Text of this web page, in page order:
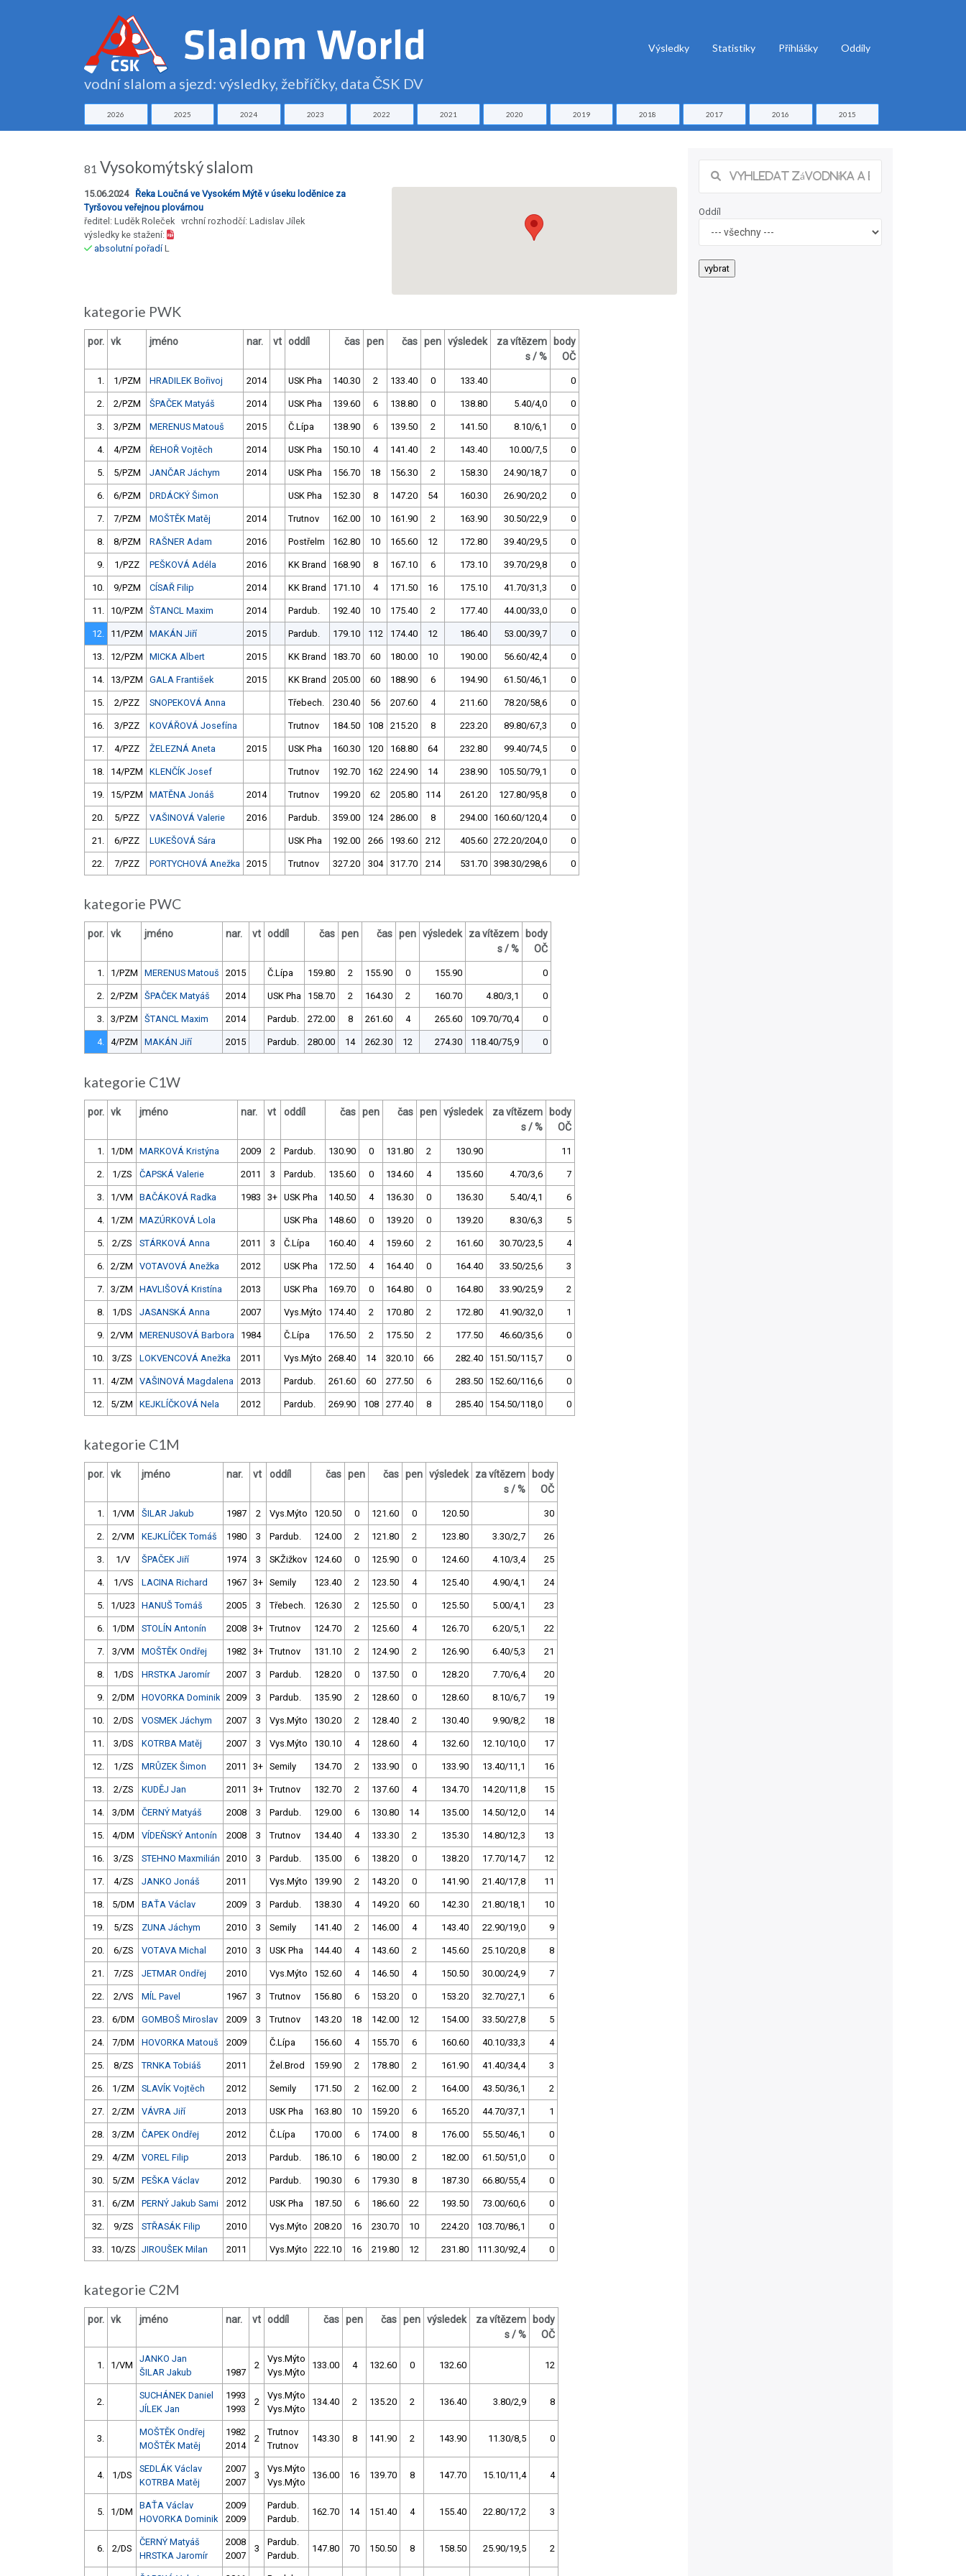
vodní slalom a sjezd: výsledky, žebříčky, data ČSK DV
Výsledky Statistiky Přihlášky Oddíly
2026 2025 2024 2023 2022 2021 2020 2019 2018 2017 2016 2015
81 Vysokomýtský slalom
15.06.2024 Řeka Loučná ve Vysokém Mýtě v úseku loděnice za
Tyršovou veřejnou plovárnou
ředitel: Luděk Roleček vrchní rozhodčí: Ladislav Jílek
výsledky ke stažení:
absolutní pořadíL
kategorie PWK
por. vk jméno nar. vt oddíl čas pen čas pen výsledek
za vítězem
s / %
body
OČ
1. 1/PZM HRADILEK Bořivoj 2014 USK Pha 140.30 2 133.40 0 133.40 0
2. 2/PZM ŠPAČEK Matyáš 2014 USK Pha 139.60 6 138.80 0 138.80 5.40/4,0 0
3. 3/PZM MERENUS Matouš 2015 Č.Lípa 138.90 6 139.50 2 141.50 8.10/6,1 0
4. 4/PZM ŘEHOŘ Vojtěch 2014 USK Pha 150.10 4 141.40 2 143.40 10.00/7,5 0
5. 5/PZM JANČAR Jáchym 2014 USK Pha 156.70 18 156.30 2 158.30 24.90/18,7 0
6. 6/PZM DRDÁCKÝ Šimon USK Pha 152.30 8 147.20 54 160.30 26.90/20,2 0
7. 7/PZM MOŠTĚK Matěj 2014 Trutnov 162.00 10 161.90 2 163.90 30.50/22,9 0
8. 8/PZM RAŠNER Adam 2016 Postřelm 162.80 10 165.60 12 172.80 39.40/29,5 0
9. 1/PZZ PEŠKOVÁ Adéla 2016 KK Brand 168.90 8 167.10 6 173.10 39.70/29,8 0
10. 9/PZM CÍSAŘ Filip 2014 KK Brand 171.10 4 171.50 16 175.10 41.70/31,3 0
11. 10/PZM ŠTANCL Maxim 2014 Pardub. 192.40 10 175.40 2 177.40 44.00/33,0 0
12. 11/PZM MAKÁN Jiří 2015 Pardub. 179.10 112 174.40 12 186.40 53.00/39,7 0
13. 12/PZM MICKA Albert 2015 KK Brand 183.70 60 180.00 10 190.00 56.60/42,4 0
14. 13/PZM GALA František 2015 KK Brand 205.00 60 188.90 6 194.90 61.50/46,1 0
15. 2/PZZ SNOPEKOVÁ Anna Třebech. 230.40 56 207.60 4 211.60 78.20/58,6 0
16. 3/PZZ KOVÁŘOVÁ Josefína Trutnov 184.50 108 215.20 8 223.20 89.80/67,3 0
17. 4/PZZ ŽELEZNÁ Aneta 2015 USK Pha 160.30 120 168.80 64 232.80 99.40/74,5 0
18. 14/PZM KLENČÍK Josef Trutnov 192.70 162 224.90 14 238.90 105.50/79,1 0
19. 15/PZM MATĚNA Jonáš 2014 Trutnov 199.20 62 205.80 114 261.20 127.80/95,8 0
20. 5/PZZ VAŠINOVÁ Valerie 2016 Pardub. 359.00 124 286.00 8 294.00 160.60/120,4 0
21. 6/PZZ LUKEŠOVÁ Sára USK Pha 192.00 266 193.60 212 405.60 272.20/204,0 0
22. 7/PZZ PORTYCHOVÁ Anežka 2015 Trutnov 327.20 304 317.70 214 531.70 398.30/298,6 0
kategorie PWC
por. vk jméno nar. vt oddíl čas pen čas pen výsledek
za vítězem
s / %
body
OČ
1. 1/PZM MERENUS Matouš 2015 Č.Lípa 159.80 2 155.90 0 155.90 0
2. 2/PZM ŠPAČEK Matyáš 2014 USK Pha 158.70 2 164.30 2 160.70 4.80/3,1 0
3. 3/PZM ŠTANCL Maxim 2014 Pardub. 272.00 8 261.60 4 265.60 109.70/70,4 0
4. 4/PZM MAKÁN Jiří 2015 Pardub. 280.00 14 262.30 12 274.30 118.40/75,9 0
kategorie C1W
por. vk jméno nar. vt oddíl čas pen čas pen výsledek
za vítězem
s / %
body
OČ
1. 1/DM MARKOVÁ Kristýna 2009 2 Pardub. 130.90 0 131.80 2 130.90 11
2. 1/ZS ČAPSKÁ Valerie 2011 3 Pardub. 135.60 0 134.60 4 135.60 4.70/3,6 7
3. 1/VM BAČÁKOVÁ Radka 1983 3+ USK Pha 140.50 4 136.30 0 136.30 5.40/4,1 6
4. 1/ZM MAZÚRKOVÁ Lola USK Pha 148.60 0 139.20 0 139.20 8.30/6,3 5
5. 2/ZS STÁRKOVÁ Anna 2011 3 Č.Lípa 160.40 4 159.60 2 161.60 30.70/23,5 4
6. 2/ZM VOTAVOVÁ Anežka 2012 USK Pha 172.50 4 164.40 0 164.40 33.50/25,6 3
7. 3/ZM HAVLIŠOVÁ Kristína 2013 USK Pha 169.70 0 164.80 0 164.80 33.90/25,9 2
8. 1/DS JASANSKÁ Anna 2007 Vys.Mýto 174.40 2 170.80 2 172.80 41.90/32,0 1
9. 2/VM MERENUSOVÁ Barbora 1984 Č.Lípa 176.50 2 175.50 2 177.50 46.60/35,6 0
10. 3/ZS LOKVENCOVÁ Anežka 2011 Vys.Mýto 268.40 14 320.10 66 282.40 151.50/115,7 0
11. 4/ZM VAŠINOVÁ Magdalena 2013 Pardub. 261.60 60 277.50 6 283.50 152.60/116,6 0
12. 5/ZM KEJKLÍČKOVÁ Nela 2012 Pardub. 269.90 108 277.40 8 285.40 154.50/118,0 0
kategorie C1M
por. vk jméno nar. vt oddíl čas pen čas pen výsledek
za vítězem
s / %
body
OČ
1. 1/VM ŠILAR Jakub 1987 2 Vys.Mýto 120.50 0 121.60 0 120.50 30
2. 2/VM KEJKLÍČEK Tomáš 1980 3 Pardub. 124.00 2 121.80 2 123.80 3.30/2,7 26
3. 1/V ŠPAČEK Jiří 1974 3 SKŽižkov 124.60 0 125.90 0 124.60 4.10/3,4 25
4. 1/VS LACINA Richard 1967 3+ Semily 123.40 2 123.50 4 125.40 4.90/4,1 24
5. 1/U23 HANUŠ Tomáš 2005 3 Třebech. 126.30 2 125.50 0 125.50 5.00/4,1 23
6. 1/DM STOLÍN Antonín 2008 3+ Trutnov 124.70 2 125.60 4 126.70 6.20/5,1 22
7. 3/VM MOŠTĚK Ondřej 1982 3+ Trutnov 131.10 2 124.90 2 126.90 6.40/5,3 21
8. 1/DS HRSTKA Jaromír 2007 3 Pardub. 128.20 0 137.50 0 128.20 7.70/6,4 20
9. 2/DM HOVORKA Dominik 2009 3 Pardub. 135.90 2 128.60 0 128.60 8.10/6,7 19
10. 2/DS VOSMEK Jáchym 2007 3 Vys.Mýto 130.20 2 128.40 2 130.40 9.90/8,2 18
11. 3/DS KOTRBA Matěj 2007 3 Vys.Mýto 130.10 4 128.60 4 132.60 12.10/10,0 17
12. 1/ZS MRŮZEK Šimon 2011 3+ Semily 134.70 2 133.90 0 133.90 13.40/11,1 16
13. 2/ZS KUDĚJ Jan 2011 3+ Trutnov 132.70 2 137.60 4 134.70 14.20/11,8 15
14. 3/DM ČERNÝ Matyáš 2008 3 Pardub. 129.00 6 130.80 14 135.00 14.50/12,0 14
15. 4/DM VÍDEŇSKÝ Antonín 2008 3 Trutnov 134.40 4 133.30 2 135.30 14.80/12,3 13
16. 3/ZS STEHNO Maxmilián 2010 3 Pardub. 135.00 6 138.20 0 138.20 17.70/14,7 12
17. 4/ZS JANKO Jonáš 2011 Vys.Mýto 139.90 2 143.20 0 141.90 21.40/17,8 11
18. 5/DM BAŤA Václav 2009 3 Pardub. 138.30 4 149.20 60 142.30 21.80/18,1 10
19. 5/ZS ZUNA Jáchym 2010 3 Semily 141.40 2 146.00 4 143.40 22.90/19,0 9
20. 6/ZS VOTAVA Michal 2010 3 USK Pha 144.40 4 143.60 2 145.60 25.10/20,8 8
21. 7/ZS JETMAR Ondřej 2010 Vys.Mýto 152.60 4 146.50 4 150.50 30.00/24,9 7
22. 2/VS MÍL Pavel 1967 3 Trutnov 156.80 6 153.20 0 153.20 32.70/27,1 6
23. 6/DM GOMBOŠ Miroslav 2009 3 Trutnov 143.20 18 142.00 12 154.00 33.50/27,8 5
24. 7/DM HOVORKA Matouš 2009 Č.Lípa 156.60 4 155.70 6 160.60 40.10/33,3 4
25. 8/ZS TRNKA Tobiáš 2011 Žel.Brod 159.90 2 178.80 2 161.90 41.40/34,4 3
26. 1/ZM SLAVÍK Vojtěch 2012 Semily 171.50 2 162.00 2 164.00 43.50/36,1 2
27. 2/ZM VÁVRA Jiří 2013 USK Pha 163.80 10 159.20 6 165.20 44.70/37,1 1
28. 3/ZM ČAPEK Ondřej 2012 Č.Lípa 170.00 6 174.00 8 176.00 55.50/46,1 0
29. 4/ZM VOREL Filip 2013 Pardub. 186.10 6 180.00 2 182.00 61.50/51,0 0
30. 5/ZM PEŠKA Václav 2012 Pardub. 190.30 6 179.30 8 187.30 66.80/55,4 0
31. 6/ZM PERNÝ Jakub Sami 2012 USK Pha 187.50 6 186.60 22 193.50 73.00/60,6 0
32. 9/ZS STŘASÁK Filip 2010 Vys.Mýto 208.20 16 230.70 10 224.20 103.70/86,1 0
33. 10/ZS JIROUŠEK Milan 2011 Vys.Mýto 222.10 16 219.80 12 231.80 111.30/92,4 0
kategorie C2M
por. vk jméno nar. vt oddíl čas pen čas pen výsledek
za vítězem
s / %
body
OČ
1. 1/VM
JANKO Jan
ŠILAR Jakub
1987
2
Vys.Mýto
Vys.Mýto
133.00 4 132.60 0 132.60 12
2.
SUCHÁNEK Daniel
JÍLEK Jan
1993
1993
2
Vys.Mýto
Vys.Mýto
134.40 2 135.20 2 136.40 3.80/2,9 8
3.
MOŠTĚK Ondřej
MOŠTĚK Matěj
1982
2014
2
Trutnov
Trutnov
143.30 8 141.90 2 143.90 11.30/8,5 0
4. 1/DS
SEDLÁK Václav
KOTRBA Matěj
2007
2007
3
Vys.Mýto
Vys.Mýto
136.00 16 139.70 8 147.70 15.10/11,4 4
5. 1/DM
BAŤA Václav
HOVORKA Dominik
2009
2009
Pardub.
Pardub.
162.70 14 151.40 4 155.40 22.80/17,2 3
6. 2/DS
ČERNÝ Matyáš
HRSTKA Jaromír
2008
2007
3
Pardub.
Pardub.
147.80 70 150.50 8 158.50 25.90/19,5 2
Oddíl